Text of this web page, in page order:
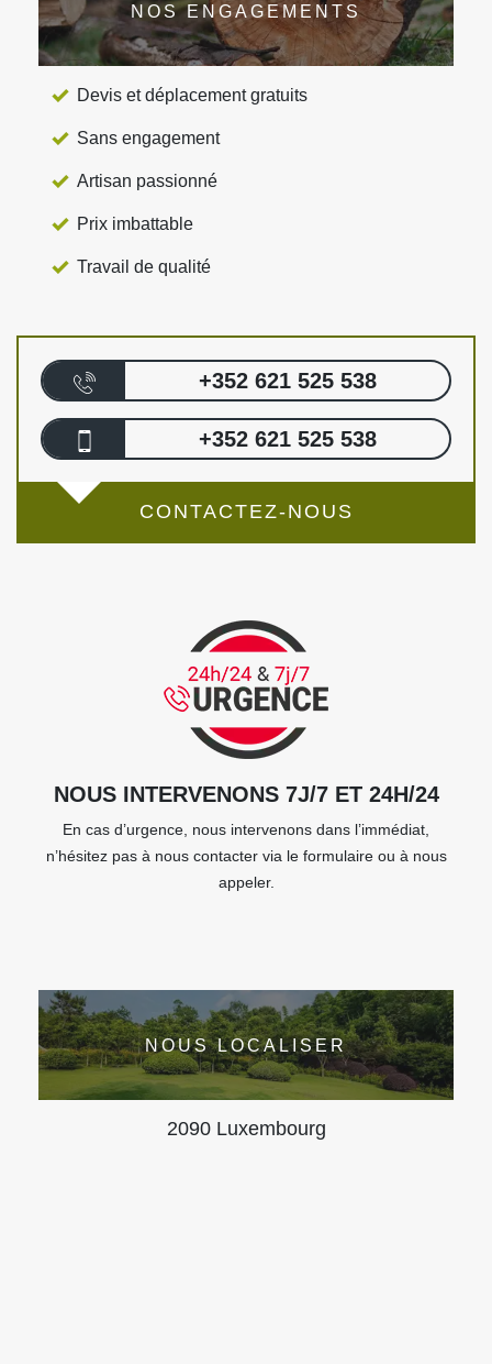
NOS ENGAGEMENTS
Devis et déplacement gratuits
Sans engagement
Artisan passionné
Prix imbattable
Travail de qualité
+352 621 525 538
+352 621 525 538
CONTACTEZ-NOUS
NOUS INTERVENONS 7J/7 ET 24H/24
En cas d’urgence, nous intervenons dans l’immédiat,
n’hésitez pas à nous contacter via le formulaire ou à nous
appeler.
NOUS LOCALISER
2090 Luxembourg